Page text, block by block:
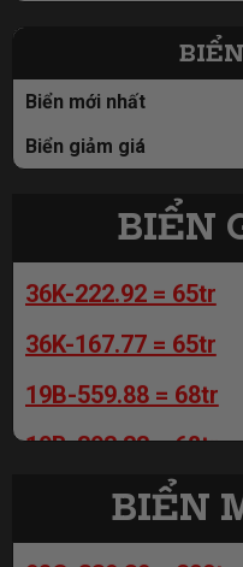
Biển mới nhất
Biển giảm giá
BIỂN
98A-666.00 = 59tr
98A-666.00 = 59tr
36K-167.77 = 65tr
36K-222.92 = 65tr
36K-222.92 = 65tr
51N-556.65 = 69tr
BIỂN
98A-829.89 = 110tr
98A-956.89 = 110tr
98A-928.89 = 110tr
98A-987.79 = 110tr
98C-368.86 = 150tr
98C-339.39 = 200tr